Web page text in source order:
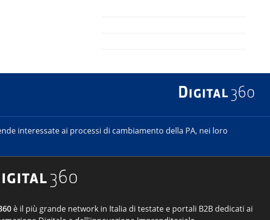
interessate ai processi di cambiamento della PA, nei loro
è il più grande network in Italia di testate e portali B2B dedicati ai